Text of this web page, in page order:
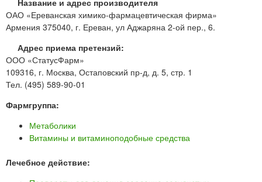
ОАО «Ереванская химико-фармацевтическая фирма»
Армения 375040, г. Ереван, ул Аджаряна 2-ой пер., 6.
Адрес приема претензий:
ООО «СтатусФарм»
109316, г. Москва, Остаповский пр-д, д. 5, стр. 1
Тел. (495) 589-90-01
Фармгруппа:
Метаболики
Витамины и витаминоподобные средства
Лечебное действие: